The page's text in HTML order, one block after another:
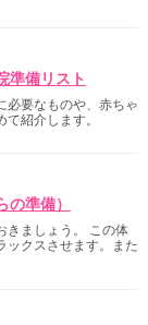
準備リスト
必要なものや、赤ちゃ
紹介します。
準備）
きましょう。 この体
ックスさせます。また